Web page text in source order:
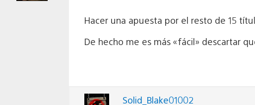
Hacer una apuesta por el resto de 15
De hecho me es más «fácil» descartar
Solid_Blake01002